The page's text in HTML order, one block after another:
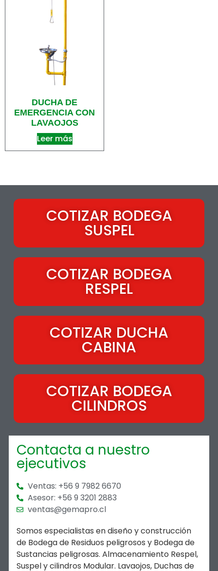
DUCHA DE
EMERGENCIA CON
LAVAOJOS
Leer más
COTIZAR BODEGA
SUSPEL
COTIZAR BODEGA
RESPEL
COTIZAR DUCHA
CABINA
COTIZAR BODEGA
CILINDROS
Contacta a nuestro
ejecutivos
Ventas: +56 9 7982 6670
Asesor: +56 9 3201 2883
ventas@gemapro.cl
Somos especialistas en diseño y construcción
de Bodega de Residuos peligrosos y Bodega de
Sustancias peligrosas. Almacenamiento Respel,
Suspel y cilindros Modular. Lavaojos, Duchas de